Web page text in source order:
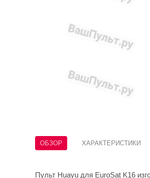
ОБЗОР ХАРАКТЕРИСТИКИ
Пульт Huayu для EuroSat K16